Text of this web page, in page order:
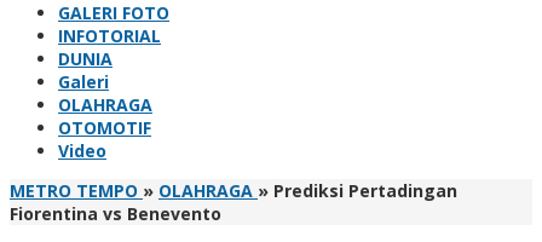
GALERI FOTO
INFOTORIAL
DUNIA
Galeri
OLAHRAGA
OTOMOTIF
Video
METRO TEMPO » OLAHRAGA » Prediksi Pertadingan
Fiorentina vs Benevento